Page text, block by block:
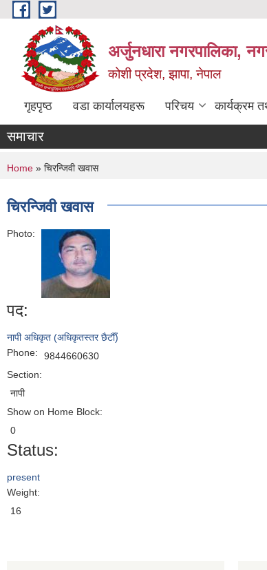
Skip to main content
अर्जुनधारा नगरपालिका,
कोशी प्रदेश, झापा, नेपाल
गृहपृष्ठ वडा कार्यालयहरू परिचय कार्यक्रम
समाचार
You are here
Home » चिरन्जिवी खवास
चिरन्जिवी खवास
Photo:
पद:
नापी अधिकृत (अधिकृतस्तर छैटौँ)
Phone:
9844660630
Section:
नापी
Show on Home Block:
0
Status:
present
Weight:
16